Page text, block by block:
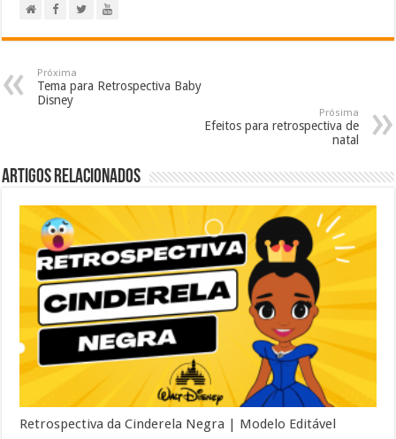
Próxima
Tema para Retrospectiva Baby
Disney
Prósima
Efeitos para retrospectiva de
natal
Artigos relacionados
Retrospectiva da Cinderela Negra | Modelo Editável